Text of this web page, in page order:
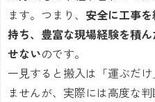
ます。つまり、 安全に工事
持ち、豊富な現場経験を積
せないのです。
一見すると搬入は「運ぶだ
ませんが、実際には高度な